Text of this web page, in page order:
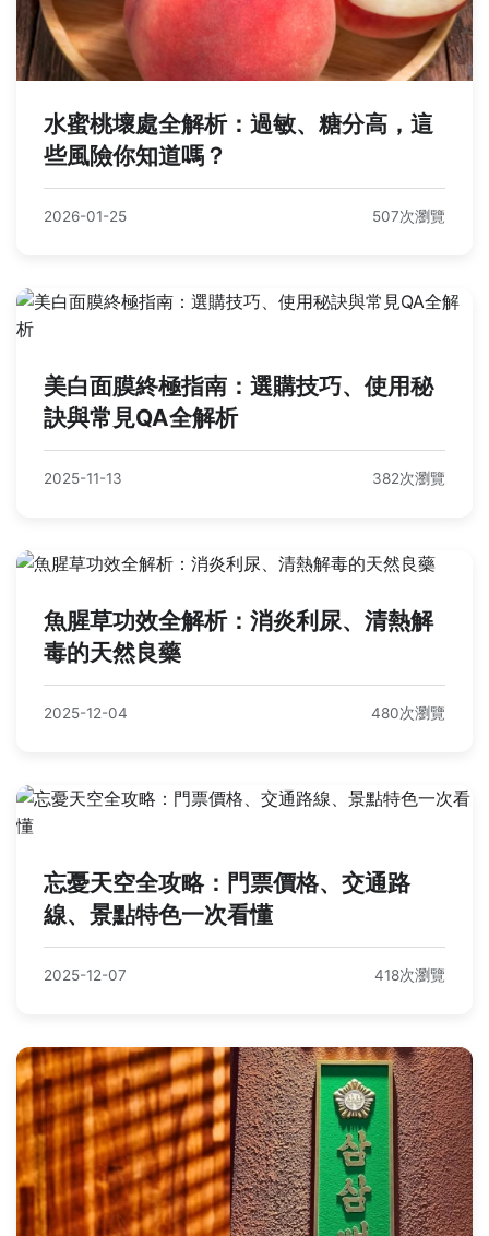
水蜜桃壞處全解析：過敏、糖分高，這
些風險你知道嗎？
2026-01-25 507次瀏覽
美白面膜終極指南：選購技巧、使用秘
訣與常見QA全解析
2025-11-13 382次瀏覽
魚腥草功效全解析：消炎利尿、清熱解
毒的天然良藥
2025-12-04 480次瀏覽
忘憂天空全攻略：門票價格、交通路
線、景點特色一次看懂
2025-12-07 418次瀏覽